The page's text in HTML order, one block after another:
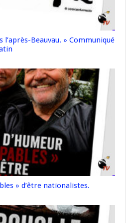
l’après-Beauvau. » Communiqué
» d’être nationalistes.